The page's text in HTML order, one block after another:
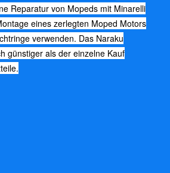
Reparatur von Mopeds mit Minarelli
eines zerlegten Moped Motors
verwenden. Das Naraku
günstiger als der einzelne Kauf